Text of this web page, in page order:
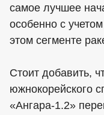
самое лучшее
особенно с
этом сегменте
Стоит добавить,
южнокорейского
«Ангара-1.2»